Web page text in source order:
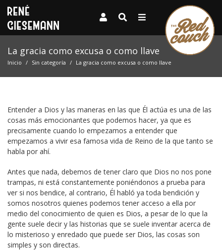
La gracia como excusa o como llave
Inicio Sin categoría La gracia como excusa o como llave
Entender a Dios y las maneras en las que Él actúa es una de las
cosas más emocionantes que podemos hacer, ya que es
precisamente cuando lo empezamos a entender que
empezamos a vivir esa famosa vida de Reino de la que tanto se
habla por ahí.
Antes que nada, debemos de tener claro que Dios no nos pone
trampas, ni está constantemente poniéndonos a prueba para
ver si nos bendice, al contrario, Él habló ya toda bendición y
somos nosotros quienes podemos tener acceso a ella por
medio del conocimiento de quien es Dios, a pesar de lo que la
gente suele decir y las historias que se suele inventar acerca de
lo misterioso y enredado que puede ser Dios, las cosas son
simples y son directas.